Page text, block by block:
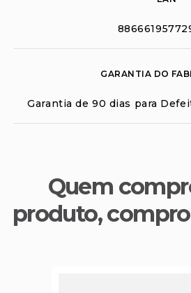
GARANTIA DO
Garantia de 90 dias para
Quem
produto,